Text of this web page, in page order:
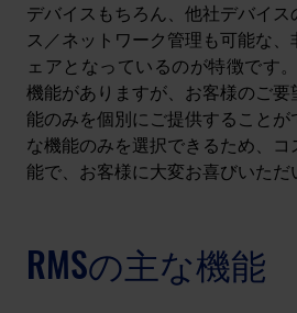
デバイスもちろん、他社デバイ
ス／ネットワーク管理も可能な
ェアとなっているのが特徴です
機能がありますが、お客様のご
能のみを個別にご提供すること
な機能のみを選択できるため、
能で、お客様に大変お喜びいただ
RMSの主な機能